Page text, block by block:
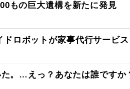
もの巨大遺構を新たに発見
ロボットが家事代行サービ
た。…えっ？あなたは誰です